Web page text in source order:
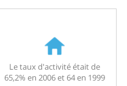
Le taux d'activité était de
65,2% en 2006 et 64 en 1999